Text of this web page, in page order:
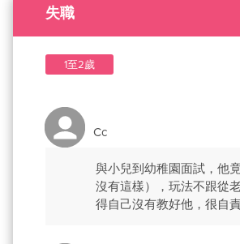
失職
1至2歲
Cc
與小兒到幼稚園面試，他
沒有這樣），玩法不跟從
得自己沒有教好他，很自